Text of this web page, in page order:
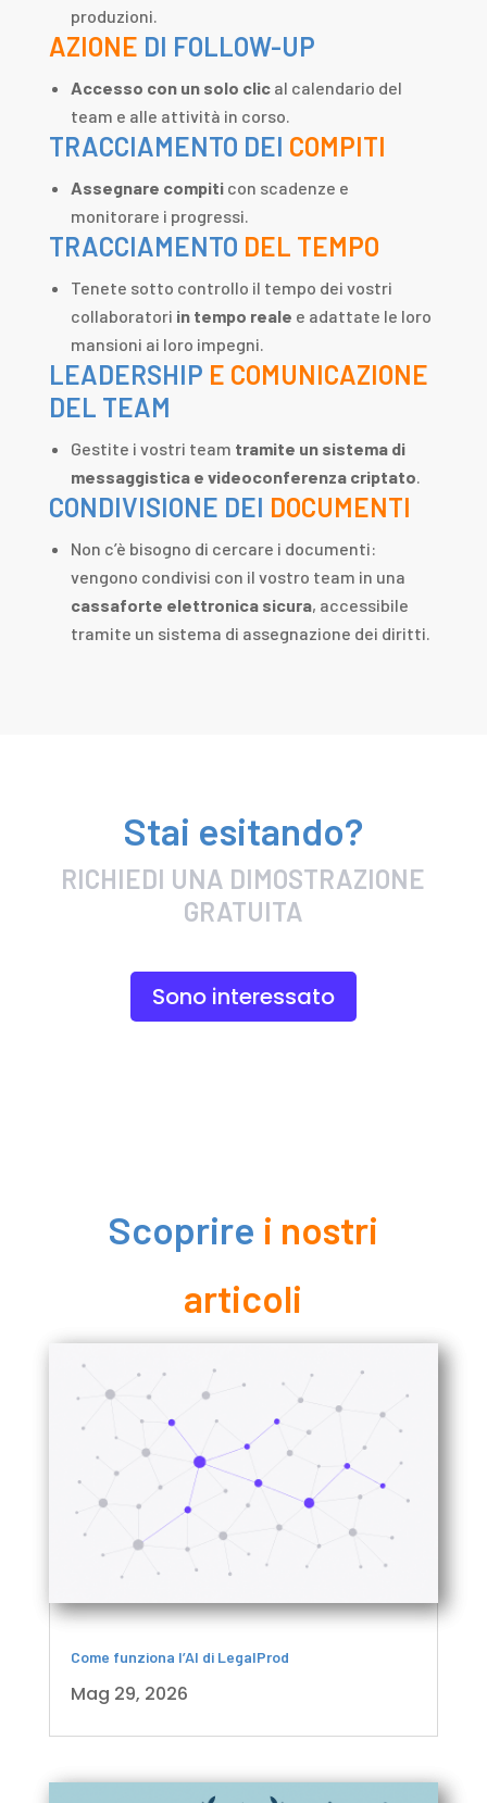
produzioni.
AZIONE DI FOLLOW-UP
Accesso con un solo clic al calendario del
team e alle attività in corso.
TRACCIAMENTO DEI COMPITI
Assegnare compiti con scadenze e
monitorare i progressi.
TRACCIAMENTO DEL TEMPO
Tenete sotto controllo il tempo dei vostri
collaboratori in tempo reale e adattate le loro
mansioni ai loro impegni.
LEADERSHIP E COMUNICAZIONE
DEL TEAM
Gestite i vostri team tramite un sistema di
messaggistica e videoconferenza criptato.
CONDIVISIONE DEI DOCUMENTI
Non c’è bisogno di cercare i documenti:
vengono condivisi con il vostro team in una
cassaforte elettronica sicura, accessibile
tramite un sistema di assegnazione dei diritti.
Stai esitando?
RICHIEDI UNA DIMOSTRAZIONE
GRATUITA
Sono interessato
Scoprire i nostri
articoli
Come funziona l’AI di LegalProd
Mag 29, 2026